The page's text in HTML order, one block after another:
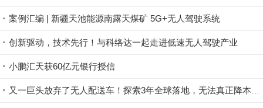
案例汇编 | 新疆天池能源南露天煤矿 5G+无人驾驶系统
创新驱动，技术先行！与科络达一起走进低速无人驾驶产业
小鹏汇天获60亿元银行授信